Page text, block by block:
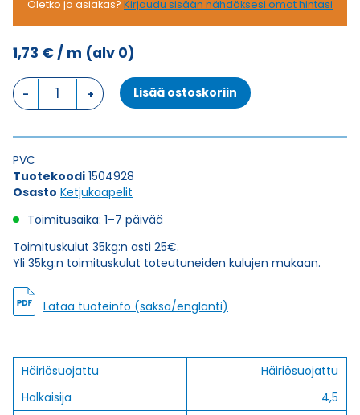
Oletko jo asiakas? Kirjaudu sisään nähdäksesi omat hintasi
1,73 €/ m (alv 0)
Ketjukaapeli
KAWEFLEX
SK-
UL/CSA
2X0,14
(AWG26)
Lisää ostoskoriin
PVC
Tuotekoodi 1504928
Osasto Ketjukaapelit
Toimitusaika: 1–7 päivää
Toimituskulut 35kg:n asti 25€.
Yli 35kg:n toimituskulut toteutuneiden kulujen mukaan.
Lataa tuoteinfo (saksa/englanti)
Häiriösuojattu
Häiriösuojattu
Halkaisija
4,5